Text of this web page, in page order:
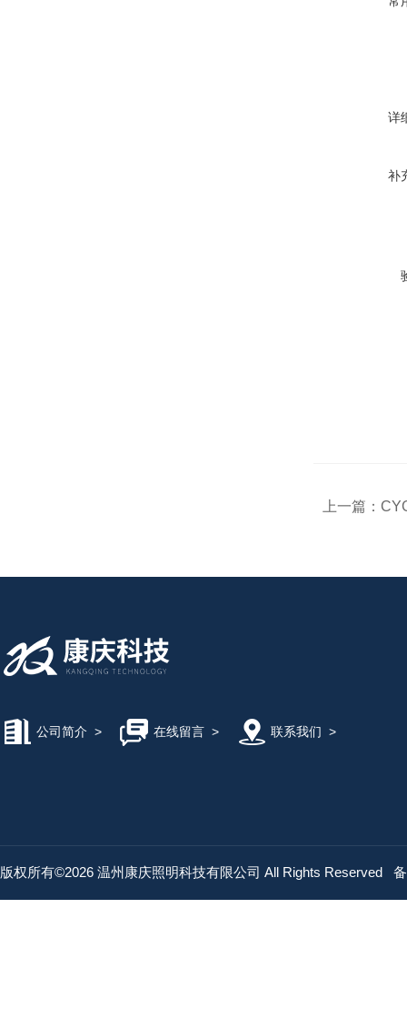
详
补
上一篇：
公司简介 > 在线留言> 联系我们 >
版权所有©2026 温州康庆照明科技有限公司 All Rights Reserved